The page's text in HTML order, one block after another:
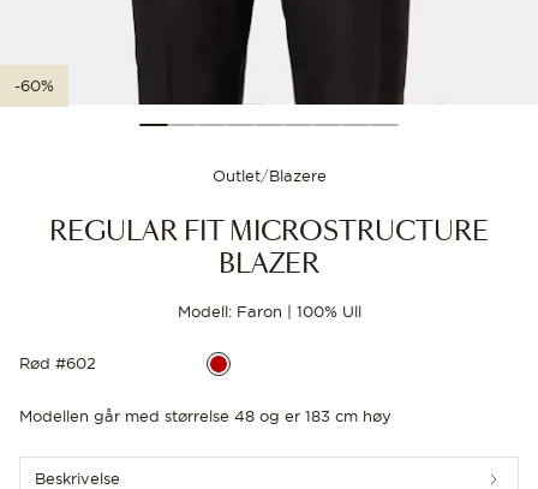
OPPDAG DE SISTE NYHETENE
-60%
Outlet/Blazere
REGULAR FIT MICROSTRUCTURE
BLAZER
Modell: Faron | 100% Ull
Rød #602
Modellen går med størrelse 48 og er 183 cm høy
Beskrivelse